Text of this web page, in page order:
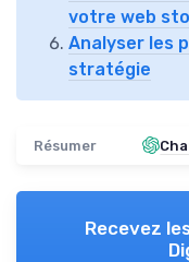
votre web
Analyser les
stratégie
Résumer
Recevez